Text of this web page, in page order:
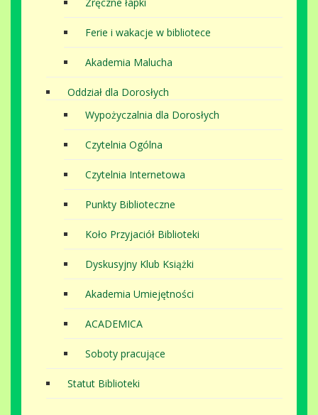
Ferie i wakacje w bibliotece
Akademia Malucha
Oddział dla Dorosłych
Wypożyczalnia dla Dorosłych
Czytelnia Ogólna
Czytelnia Internetowa
Punkty Biblioteczne
Koło Przyjaciół Biblioteki
Dyskusyjny Klub Książki
Akademia Umiejętności
ACADEMICA
Soboty pracujące
Statut Biblioteki